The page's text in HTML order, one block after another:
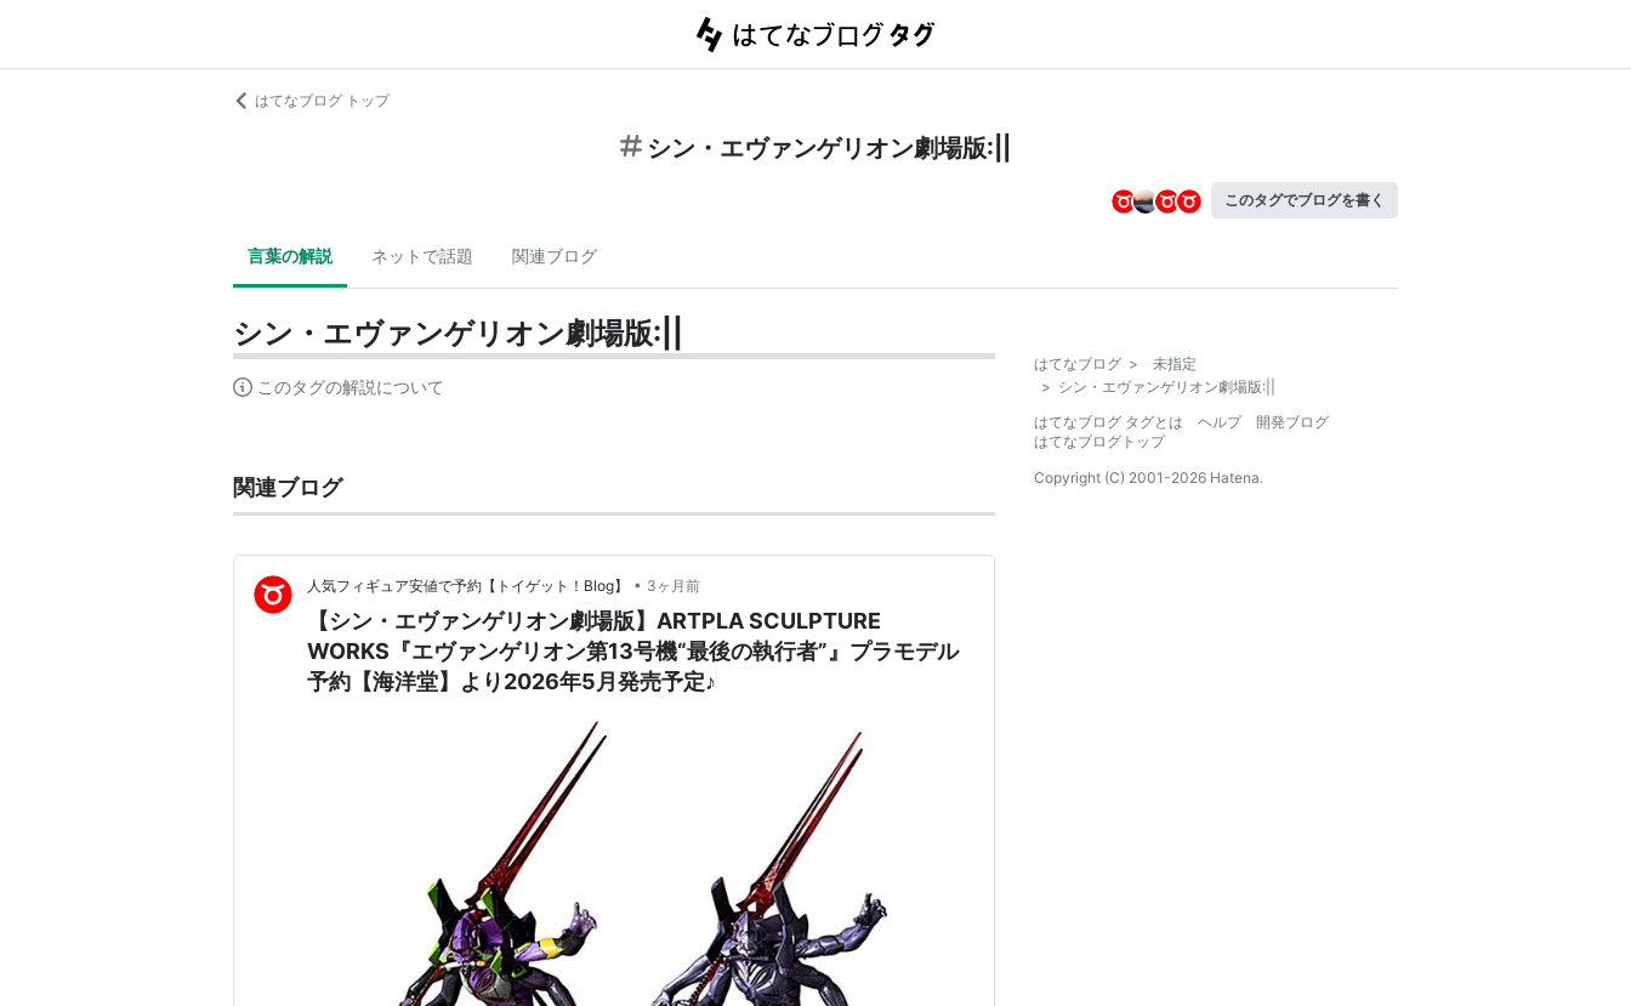
はてなブログ トップ
シン・エヴァンゲリオン劇場版:||
このタグでブログを書く
言葉の解説 ネットで話題 関連ブログ
シン・エヴァンゲリオン劇場版:||
このタグの解説について
関連ブログ
人気フィギュア安値で予約【トイゲット！Blog】 • 3ヶ月前
【シン・エヴァンゲリオン劇場版】ARTPLA SCULPTURE
WORKS『エヴァンゲリオン第13号機“最後の執行者”』プラモデル
予約【海洋堂】より2026年5月発売予定♪
はてなブログ >
未指定
> シン・エヴァンゲリオン劇場版:||
はてなブログ タグとは
ヘルプ
開発ブログ
はてなブログトップ
Copyright (C) 2001-2026 Hatena.